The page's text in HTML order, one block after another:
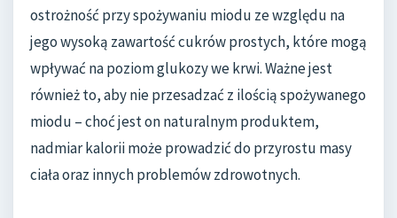
ostrożność przy spożywaniu miodu ze względu na
jego wysoką zawartość cukrów prostych, które mogą
wpływać na poziom glukozy we krwi. Ważne jest
również to, aby nie przesadzać z ilością spożywanego
miodu – choć jest on naturalnym produktem,
nadmiar kalorii może prowadzić do przyrostu masy
ciała oraz innych problemów zdrowotnych.